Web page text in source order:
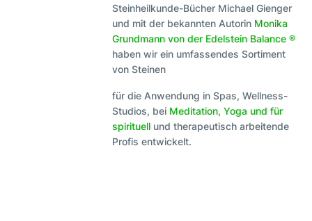
Steinheilkunde-Bücher Michael Gienger
und mit der bekannten Autorin Monika
Grundmann von der Edelstein Balance ®
haben wir ein umfassendes Sortiment
von Steinen
für die Anwendung in Spas, Wellness-
Studios, bei Meditation, Yoga und für
spirituell und therapeutisch arbeitende
Profis entwickelt.